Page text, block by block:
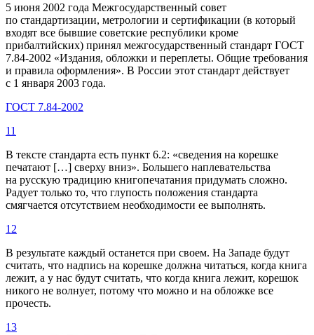
5 июня 2002 года Межгосударственный совет
по стандартизации, метрологии и сертификации (в который
входят все бывшие советские республики кроме
прибалтийских) принял межгосударственный стандарт ГОСТ
7.84-2002 «Издания, обложки и переплеты. Общие требования
и правила оформления». В России этот стандарт действует
с 1 января 2003 года.
ГОСТ 7.84-2002
11
В тексте стандарта есть пункт 6.2: «сведения на корешке
печатают […] сверху вниз». Большего наплевательства
на русскую традицию книгопечатания придумать сложно.
Радует только то, что глупость положения стандарта
смягчается отсутствием необходимости ее выполнять.
12
В результате каждый останется при своем. На Западе будут
считать, что надпись на корешке должна читаться, когда книга
лежит, а у нас будут считать, что когда книга лежит, корешок
никого не волнует, потому что можно и на обложке все
прочесть.
13